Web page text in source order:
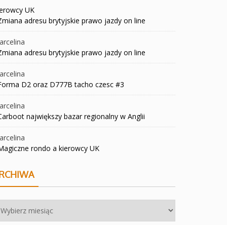
UK
adresu brytyjskie prawo jazdy on line
adresu brytyjskie prawo jazdy on line
D2 oraz D777B tacho czesc #3
największy bazar regionalny w Anglii
rondo a kierowcy UK